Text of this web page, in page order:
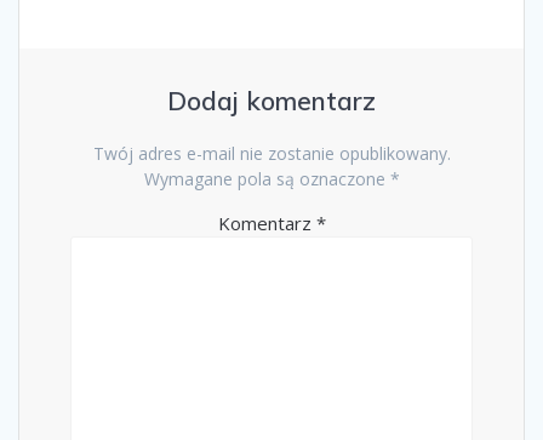
Dodaj komentarz
Twój adres e-mail nie zostanie opublikowany.
Wymagane pola są oznaczone *
Komentarz *